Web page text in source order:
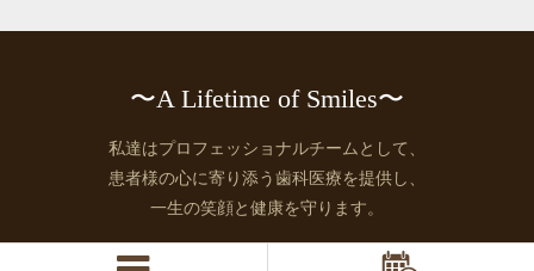
〜A Lifetime of Smiles〜
私達はプロフェッショナルチームとして、
患者様の心に寄り添う歯科医療を提供し、
一生の笑顔と健康を守ります。
© 2026 https://ozaki.osaka.jp, All rights Reserved.